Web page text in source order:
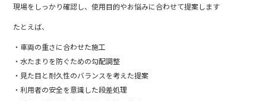
現場をしっかり確認し、使用目的やお悩みに合わせて提案します
たとえば、
・車両の重さに合わせた施工
・水たまりを防ぐための勾配調整
・見た目と耐久性のバランスを考えた提案
・利用者の安全を意識した段差処理